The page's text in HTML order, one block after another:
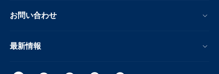
お問い合わせ
最新情報